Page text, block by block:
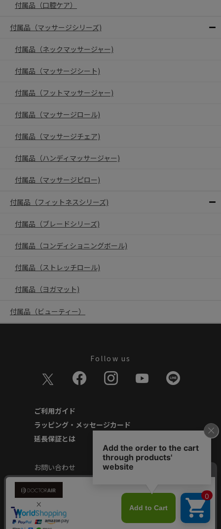
付属品（口腔ケア）
付属品（マッサージシリーズ)
付属品（ネックマッサージャー)
付属品（マッサージシート)
付属品（フットマッサージャー)
付属品（マッサージロール)
付属品（マッサージチェア)
付属品（ハンディマッサージャー)
付属品（マッサージピロー)
付属品（フィットネスシリーズ)
付属品（ブレードシリーズ)
付属品（コンディショニングボール)
付属品（ストレッチロール)
付属品（ヨガマット)
付属品（ビューティー）
Follow us
ご利用ガイド
ラッピング・メッセージカード
延長保証とは
お問い合わせ
個人情報の取り扱いについて
特定商取引に基づく表記
商品延長保証規約
安心してご使用いただくために